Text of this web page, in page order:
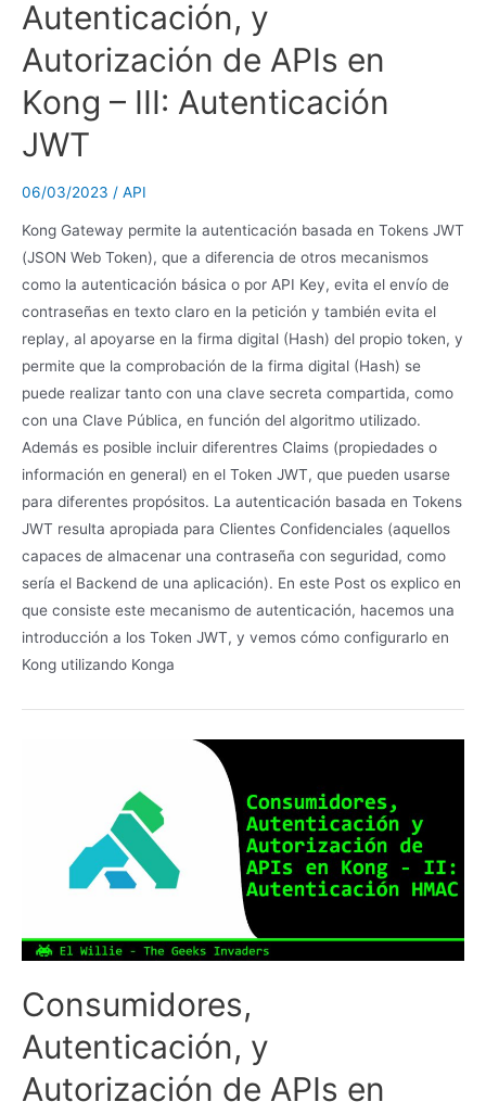
Autenticación, y
Autorización de APIs en
Kong – III: Autenticación
JWT
06/03/2023 / API
Kong Gateway permite la autenticación basada en Tokens JWT
(JSON Web Token), que a diferencia de otros mecanismos
como la autenticación básica o por API Key, evita el envío de
contraseñas en texto claro en la petición y también evita el
replay, al apoyarse en la firma digital (Hash) del propio token, y
permite que la comprobación de la firma digital (Hash) se
puede realizar tanto con una clave secreta compartida, como
con una Clave Pública, en función del algoritmo utilizado.
Además es posible incluir diferentres Claims (propiedades o
información en general) en el Token JWT, que pueden usarse
para diferentes propósitos. La autenticación basada en Tokens
JWT resulta apropiada para Clientes Confidenciales (aquellos
capaces de almacenar una contraseña con seguridad, como
sería el Backend de una aplicación). En este Post os explico en
que consiste este mecanismo de autenticación, hacemos una
introducción a los Token JWT, y vemos cómo configurarlo en
Kong utilizando Konga
Consumidores,
Autenticación, y
Autorización de APIs en